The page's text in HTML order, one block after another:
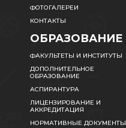
ФОТОГАЛЕРЕИ
КОНТАКТЫ
ОБРАЗОВАНИЕ
ФАКУЛЬТЕТЫ И ИНСТИТУТЫ
ДОПОЛНИТЕЛЬНОЕ
ОБРАЗОВАНИЕ
АСПИРАНТУРА
ЛИЦЕНЗИРОВАНИЕ И
АККРЕДИТАЦИЯ
НОРМАТИВНЫЕ ДОКУМЕНТЫ